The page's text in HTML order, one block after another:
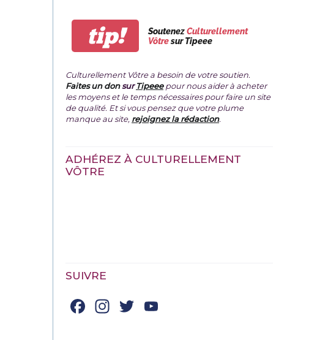
tip! SoutenezCulturellement
Vôtresur Tipeee
Culturellement Vôtre a besoin de votre soutien.
Faites un donsurTipeeepour nous aider à acheter
les moyens et le temps nécessaires pour faire un site
de qualité. Et si vous pensez que votre plume
manque au site, rejoignez la rédaction.
ADHÉREZ À CULTURELLEMENT
VÔTRE
SUIVRE
Facebook
Instagram
Twitter